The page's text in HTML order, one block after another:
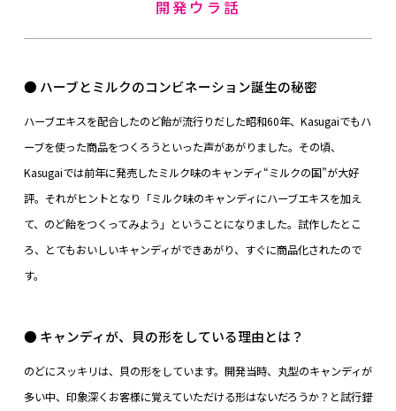
開発ウラ話
● ハーブとミルクのコンビネーション誕生の秘密
ハーブエキスを配合したのど飴が流行りだした昭和60年、Kasugaiでもハ
ーブを使った商品をつくろうといった声があがりました。その頃、
Kasugaiでは前年に発売したミルク味のキャンディ“ミルクの国”が大好
評。それがヒントとなり「ミルク味のキャンディにハーブエキスを加え
て、のど飴をつくってみよう」ということになりました。試作したとこ
ろ、とてもおいしいキャンディができあがり、すぐに商品化されたので
す。
● キャンディが、貝の形をしている理由とは？
のどにスッキリは、貝の形をしています。開発当時、丸型のキャンディが
多い中、印象深く お客様に覚えていただける形はないだろうか？と試行錯